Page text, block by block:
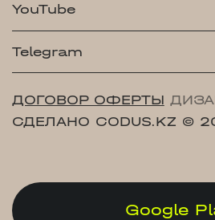
YouTube
Telegram
ДОГОВОР ОФЕРТЫ
СДЕЛАНО CODUS.KZ ©
Google